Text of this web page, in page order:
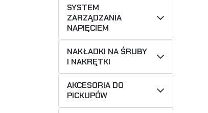
SYSTEM
ZARZĄDZANIA
NAPIĘCIEM
NAKŁADKI NA ŚRUBY
I NAKRĘTKI
AKCESORIA DO
PICKUPÓW